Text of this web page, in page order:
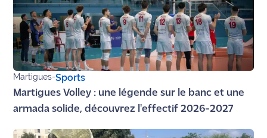
Martigues-Sports
Martigues Volley : une légende sur le banc et une
armada solide, découvrez l'effectif 2026-2027